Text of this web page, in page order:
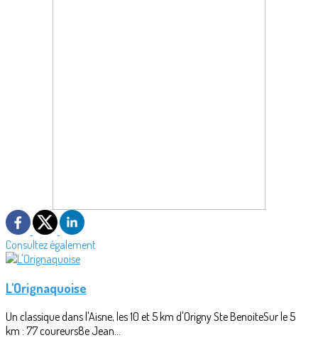
Consultez également
L'Orignaquoise
Un classique dans l'Aisne, les 10 et 5 km d'Origny Ste BenoiteSur le 5
km : 77 coureurs8e Jean...